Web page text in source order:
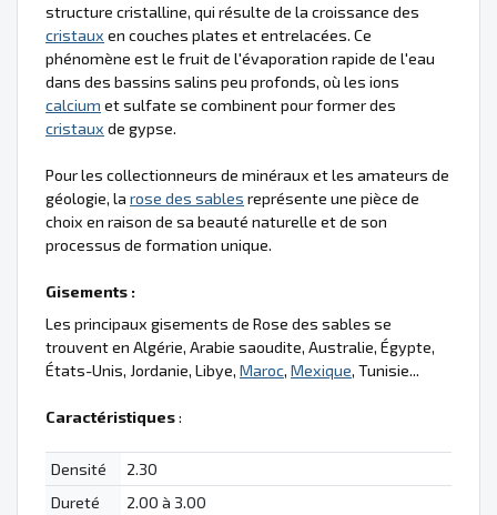
structure cristalline, qui résulte de la croissance des
cristaux en couches plates et entrelacées. Ce
phénomène est le fruit de l'évaporation rapide de l'eau
dans des bassins salins peu profonds, où les ions
calcium et sulfate se combinent pour former des
cristaux de gypse.
Pour les collectionneurs de minéraux et les amateurs de
géologie, la rose des sables représente une pièce de
choix en raison de sa beauté naturelle et de son
processus de formation unique.
Gisements :
Les principaux gisements de Rose des sables se
trouvent en Algérie, Arabie saoudite, Australie, Égypte,
États-Unis, Jordanie, Libye, Maroc, Mexique, Tunisie...
Caractéristiques:
Densité
2.30
Dureté
2.00 à 3.00